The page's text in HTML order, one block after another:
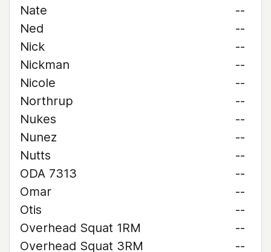
Nate
--
Ned
--
Nick
--
Nickman
--
Nicole
--
Northrup
--
Nukes
--
Nunez
--
Nutts
--
ODA 7313
--
Omar
--
Otis
--
Overhead Squat 1RM
--
Overhead Squat 3RM
--